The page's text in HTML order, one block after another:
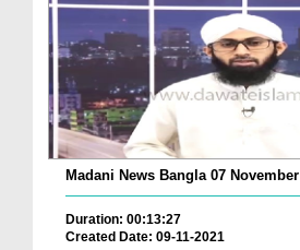
Madani News Bangla 07
Duration: 00:13:27
Created Date: 09-11-2021